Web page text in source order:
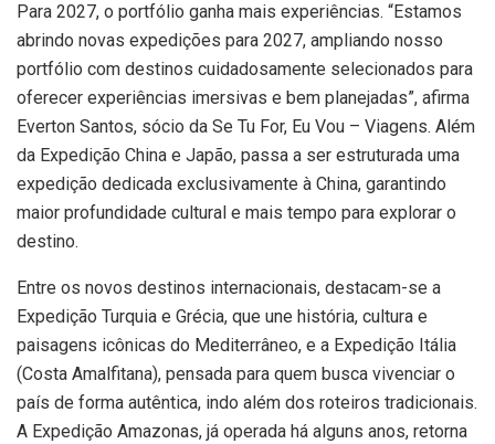
Para 2027, o portfólio ganha mais experiências. “Estamos
abrindo novas expedições para 2027, ampliando nosso
portfólio com destinos cuidadosamente selecionados para
oferecer experiências imersivas e bem planejadas”, afirma
Everton Santos, sócio da Se Tu For, Eu Vou – Viagens. Além
da Expedição China e Japão, passa a ser estruturada uma
expedição dedicada exclusivamente à China, garantindo
maior profundidade cultural e mais tempo para explorar o
destino.
Entre os novos destinos internacionais, destacam-se a
Expedição Turquia e Grécia, que une história, cultura e
paisagens icônicas do Mediterrâneo, e a Expedição Itália
(Costa Amalfitana), pensada para quem busca vivenciar o
país de forma autêntica, indo além dos roteiros tradicionais.
A Expedição Amazonas, já operada há alguns anos, retorna